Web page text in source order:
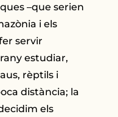
–que serien
i els
servir
estudiar,
rèptils i
distància; la
els